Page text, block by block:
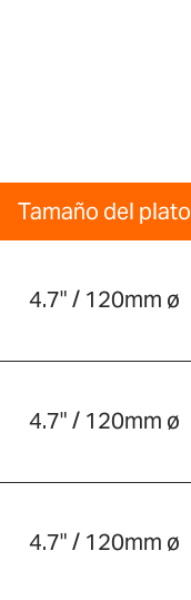
Tamaño del plato
4.7" / 120mm ø
4.7" / 120mm ø
4.7" / 120mm ø